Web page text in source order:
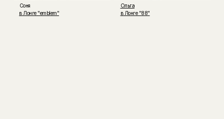
Соня
в Лонге "emblem"
Ольга
в Лонге "88"